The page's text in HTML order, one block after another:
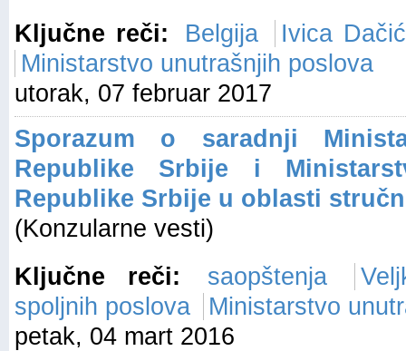
Ključne reči:
Belgija
Ivica Dačić
Ministarstvo unutrašnjih poslova
utorak, 07 februar 2017
Sporazum o saradnji
Republike Srbije i
Republike Srbije u oblasti
(Konzularne vesti)
Ključne reči:
saopštenja
spoljnih poslova
Ministarstvo
petak, 04 mart 2016